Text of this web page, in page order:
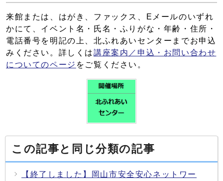
来館または、はがき、ファックス、Eメールのいずれ
かにて、イベント名・氏名・ふりがな・年齢・住所・
電話番号を明記の上、北ふれあいセンターまでお申込
みください。詳しくは講座案内／申込・お問い合わせ
についてのページ をご覧ください。
この記事と同じ分類の記事
【終了しました】岡山市安全安心ネットワー